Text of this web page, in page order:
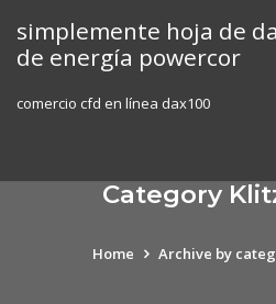
content
simplemente hoja de
de energía powercor
comercio cfd en línea dax100
Category
Home Archive by